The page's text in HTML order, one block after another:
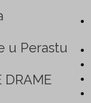
u Perastu
DRAME